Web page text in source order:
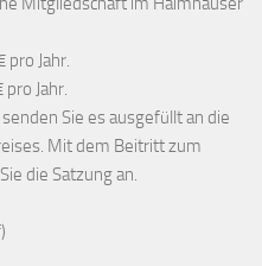
Jahr.
Jahr.
Sie es ausgefüllt an die
Mit dem Beitritt zum
die Satzung an.